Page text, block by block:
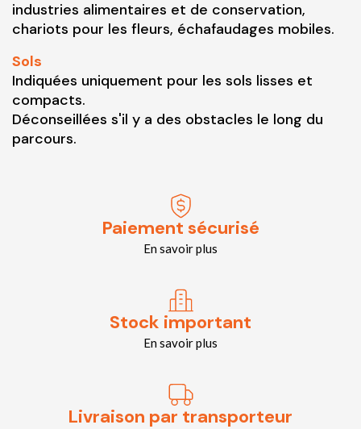
industries alimentaires et de conservation,
chariots pour les fleurs, échafaudages mobiles.
Sols
Indiquées uniquement pour les sols lisses et
compacts.
Déconseillées s'il y a des obstacles le long du
parcours.
Paiement sécurisé
En savoir plus
Stock important
En savoir plus
Livraison par transporteur